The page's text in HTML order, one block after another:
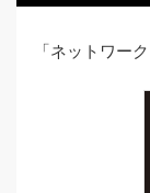
「ネットワー